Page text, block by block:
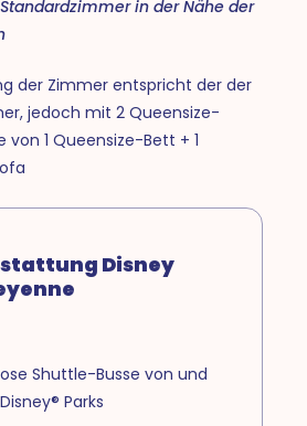
Standardzimmer in der Nähe der
der Zimmer entspricht der der
jedoch mit 2 Queensize-
von 1 Queensize-Bett + 1
Disney
Shuttle-Busse von und
Parks